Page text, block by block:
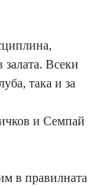
залата. Всеки
така и за
и Семпай
в правилната